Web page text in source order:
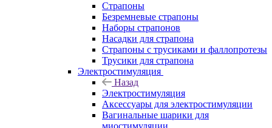
Страпоны
Безремневые страпоны
Наборы страпонов
Насадки для страпона
Страпоны с трусиками и фаллопротезы
Трусики для страпона
Электростимуляция
Назад
Электростимуляция
Аксессуары для электростимуляции
Вагинальные шарики для
миостимуляции